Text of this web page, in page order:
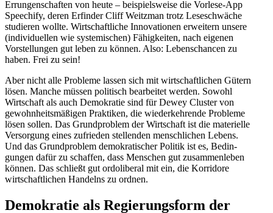
Errun­gen­schaften von heute – beispiels­weise die Vorlese-App
Speechify, deren Erfinder Cliff Weitzman trotz Leseschwäche
studieren wollte. Wirtschaft­liche Innova­tionen erweitern unsere
(indivi­du­ellen wie syste­mi­schen) Fähig­keiten, nach eigenen
Vorstel­lungen gut leben zu können. Also: Lebens­chancen zu
haben. Frei zu sein!
Aber nicht alle Probleme lassen sich mit wirtschaft­lichen Gütern
lösen. Manche müssen politisch bearbeitet werden. Sowohl
Wirtschaft als auch Demokratie sind für Dewey Cluster von
gewohn­heits­mä­ßigen Praktiken, die wieder­keh­rende Probleme
lösen sollen. Das Grund­problem der Wirtschaft ist die materielle
Versorgung eines zufrieden stellenden mensch­lichen Lebens.
Und das Grund­problem demokra­ti­scher Politik ist es, Bedin­
gungen dafür zu schaffen, dass Menschen gut zusam­men­leben
können. Das schließt gut ordoli­beral mit ein, die Korridore
wirtschaft­lichen Handelns zu ordnen.
Demokratie als Regie­rungsform der